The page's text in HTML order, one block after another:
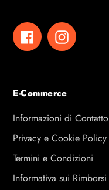
FacebookInstagram
E-Commerce
Informazioni di Contatto
Privacy e Cookie Policy
Termini e Condizioni
Informativa sui Rimborsi